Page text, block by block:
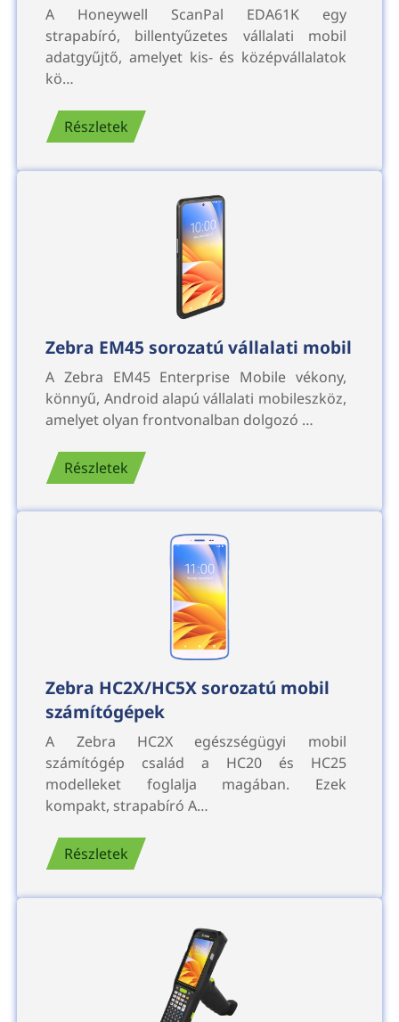
A Honeywell ScanPal EDA61K egy
strapabíró, billentyűzetes vállalati mobil
adatgyűjtő, amelyet kis- és középvállalatok
kö…
Részletek
Zebra EM45 sorozatú vállalati mobil
A Zebra EM45 Enterprise Mobile vékony,
könnyű, Android alapú vállalati mobileszköz,
amelyet olyan frontvonalban dolgozó …
Részletek
Zebra HC2X/HC5X sorozatú mobil
számítógépek
A Zebra HC2X egészségügyi mobil
számítógép család a HC20 és HC25
modelleket foglalja magában. Ezek
kompakt, strapabíró A…
Részletek